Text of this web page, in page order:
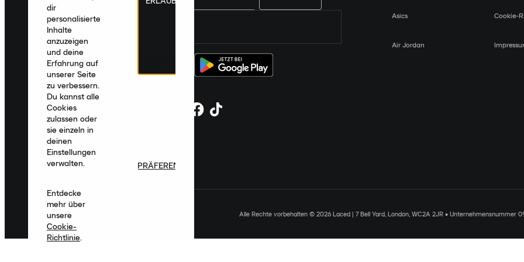
Asics
Air Jordan
Cookie-
Alle Rechte vorbehalten © 2026 Laced | 7 Bell Yard, London, WC2A 2JR • Unternehmensnummer
dir
personalisierte
Inhalte
anzuzeigen
und deine
Erfahrung auf
unserer Seite
zu verbessern.
Du kannst alle
Cookies
zulassen oder
sie einzeln in
deinen
Einstellungen
verwalten.
Entdecke
mehr über
unsere
Cookie-
Richtlinie.
PRÄFERENZEN